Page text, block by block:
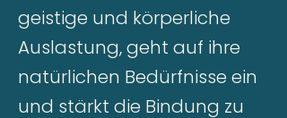
geistige und körperliche
Auslastung, geht auf ihre
natürlichen Bedürfnisse ein
und stärkt die Bindung zu